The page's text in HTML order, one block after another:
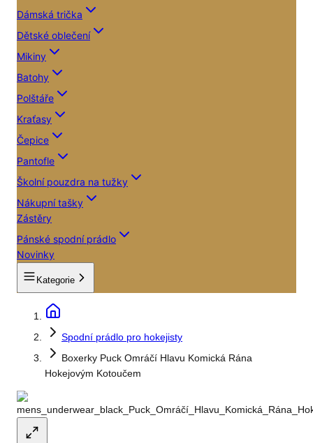
Dámská trička
Dětské oblečení
Mikiny
Batohy
Polštáře
Kraťasy
Čepice
Pantofle
Školní pouzdra na tužky
Nákupní tašky
Zástěry
Pánské spodní prádlo
Novinky
Kategorie
Spodní prádlo pro hokejisty
Boxerky Puck Omráčí Hlavu Komická Rána
Hokejovým Kotoučem